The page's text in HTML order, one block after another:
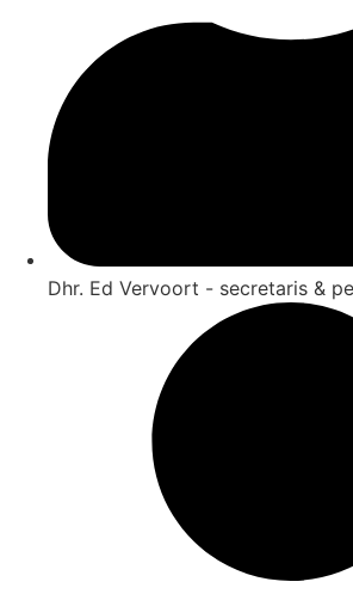
Dhr. Ed Vervoort - secretaris &